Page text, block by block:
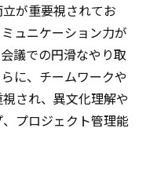
が重要視されてお
ュニケーション力が
議での円滑なやり取
に、チームワークや
され、異文化理解や
プロジェクト管理能